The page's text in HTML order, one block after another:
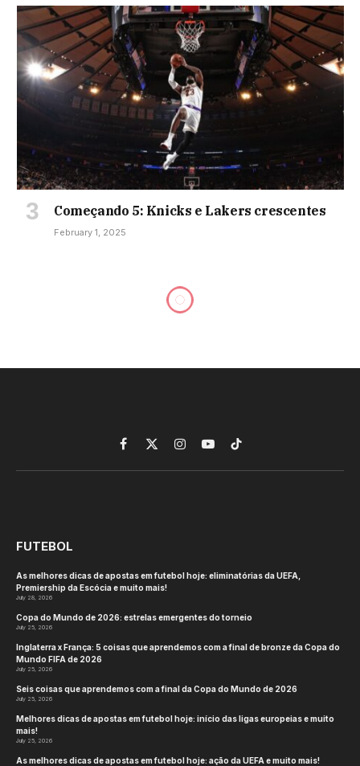
Começando 5: Knicks e Lakers crescentes
February 1, 2025
handebol argentino com o
O clube argentino Sedalo conquistou o título do
Campeonato Feminino de Handebol de Clubes da
SCA de 2026, após uma final dramática contra o
time brasileiro EC Pinheiros, garantindo a vitória
por 24:23. O gol decisivo foi marcado a um minuto
e seis segundos do fim, selando um triunfo
Desde que a competição foi inaugurada em 2019,